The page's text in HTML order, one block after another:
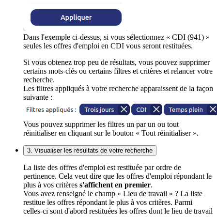
Dans l'exemple ci-dessus, si vous sélectionnez « CDI (941) »
seules les offres d'emploi en CDI vous seront restituées.
Si vous obtenez trop peu de résultats, vous pouvez supprimer
certains mots-clés ou certains filtres et critères et relancer votre
recherche.
Les filtres appliqués à votre recherche apparaissent de la façon
suivante :
Vous pouvez supprimer les filtres un par un ou tout
réinitialiser en cliquant sur le bouton « Tout réinitialiser ».
3. Visualiser les résultats de votre recherche
La liste des offres d'emploi est restituée par ordre de
pertinence. Cela veut dire que les offres d'emploi répondant le
plus à vos critères s'affichent en premier.
Vous avez renseigné le champ « Lieu de travail » ? La liste
restitue les offres répondant le plus à vos critères. Parmi
celles-ci sont d'abord restituées les offres dont le lieu de travail